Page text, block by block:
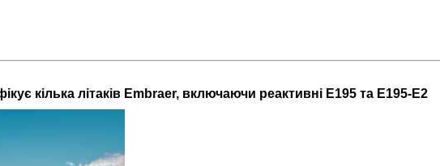
кілька літаків Embraer, включаючи реактивні E195 та E195-E2